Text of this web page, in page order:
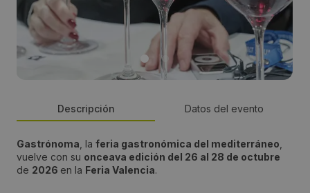
Descripción Datos del evento
Gastrónoma , la feria gastronómica del mediterráneo
vuelve con su onceava edición del 26 al 28 de octubre
de 2026 en la Feria Valencia.
País: